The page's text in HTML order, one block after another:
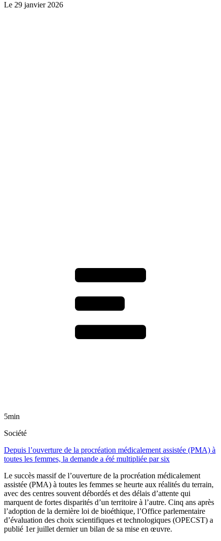
Le 29 janvier 2026
5min
Société
Depuis l’ouverture de la procréation médicalement assistée (PMA) à
toutes les femmes, la demande a été multipliée par six
Le succès massif de l’ouverture de la procréation médicalement
assistée (PMA) à toutes les femmes se heurte aux réalités du terrain,
avec des centres souvent débordés et des délais d’attente qui
marquent de fortes disparités d’un territoire à l’autre. Cinq ans après
l’adoption de la dernière loi de bioéthique, l’Office parlementaire
d’évaluation des choix scientifiques et technologiques (OPECST) a
publié 1er juillet dernier un bilan de sa mise en œuvre.